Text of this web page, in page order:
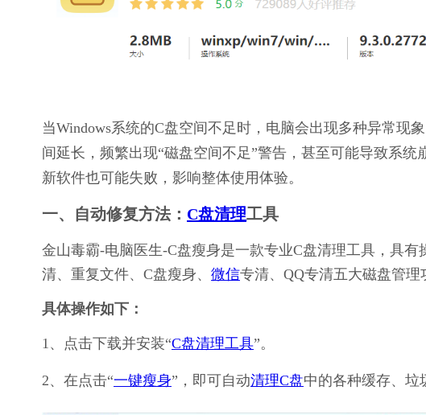
当Windows系统的C盘空间不足时，电脑会出现多种异常现
间延长，频繁出现“磁盘空间不足”警告，甚至可能导致系
新软件也可能失败，影响整体使用体验。
一、自动修复方法： C盘清理工具
金山毒霸-电脑医生-C盘瘦身是一款专业C盘清理工具，具
清、重复文件、C盘瘦身、 微信专清、QQ专清五大磁盘管理
具体操作如下：
1、点击下载并安装“C盘清理工具”。
2、在点击“一键瘦身”，即可自动清理C盘中的各种缓存、垃